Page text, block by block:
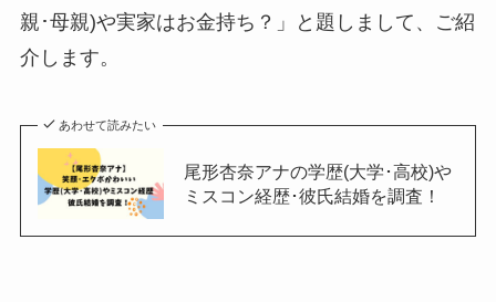
親･母親)や実家はお金持ち？」と題しまして、ご紹
介します。
あわせて読みたい
尾形杏奈アナの学歴(大学･高校)や
ミスコン経歴･彼氏結婚を調査！